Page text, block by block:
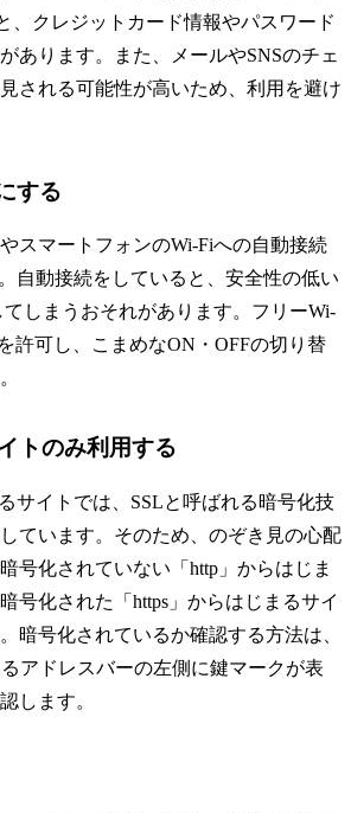
、クレジットカード情報やパスワード
あります。また、メールやSNSのチェ
される可能性が高いため、利用を避け
する
スマートフォンのWi-Fiへの自動接続
自動接続をしていると、安全性の低い
しまうおそれがあります。フリーWi-
許可し、こまめなON・OFFの切り替
トのみ利用する
るサイトでは、SSLと呼ばれる暗号化技
ています。そのため、のぞき見の心配
号化されていない「http」からはじま
号化された「https」からはじまるサイ
暗号化されているか確認する方法は、
アドレスバーの左側に鍵マークが表
します。